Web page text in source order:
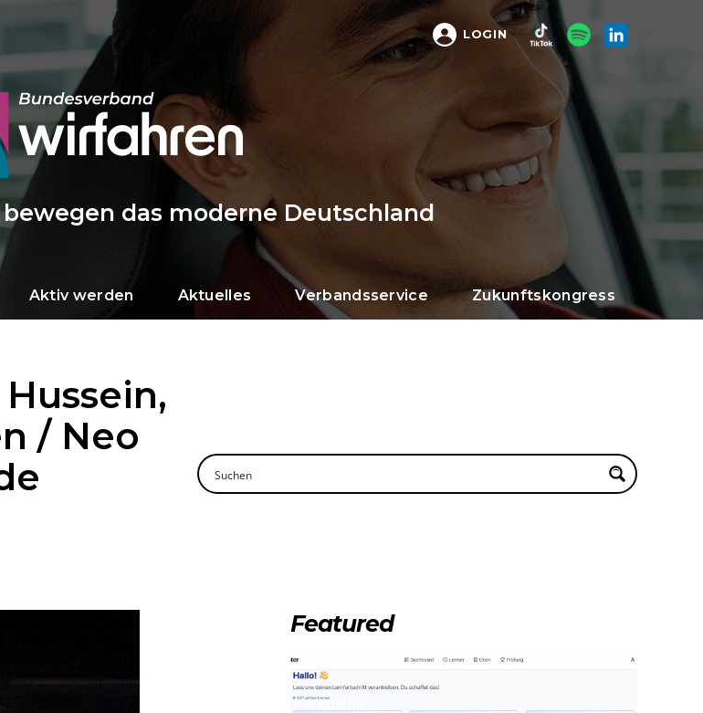
LOGIN
das moderne Deutschland
Aktiv werden Aktuelles Verbandsservice Zukunftskongress
/ Neo
Featured
Verband